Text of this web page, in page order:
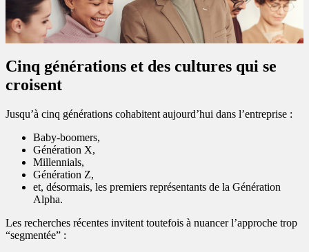
Cinq générations et des cultures qui se
croisent
Jusqu’à cinq générations cohabitent aujourd’hui dans l’entreprise :
Baby‑boomers,
Génération X,
Millennials,
Génération Z,
et, désormais, les premiers représentants de la Génération
Alpha.
Les recherches récentes invitent toutefois à nuancer l’approche trop
“segmentée” :